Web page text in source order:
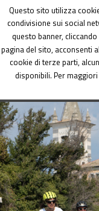
Dipartimento
Questo sito utilizza
condivisione sui social
questo banner,
pagina del sito, acconsenti
cookie di terze parti,
disponibili. Per